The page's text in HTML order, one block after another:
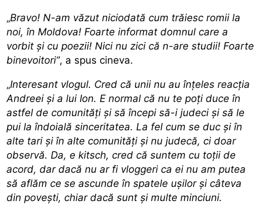
„Bravo! N-am văzut niciodată cum trăiesc romii la
noi, în Moldova! Foarte informat domnul care a
vorbit și cu poezii! Nici nu zici că n-are studii! Foarte
binevoitori”, a spus cineva.
„Interesant vlogul. Cred că unii nu au înțeles reacția
Andreei și a lui Ion. E normal că nu te poți duce în
astfel de comunități și să începi să-i judeci și să le
pui la îndoială sinceritatea. La fel cum se duc și în
alte tari și în alte comunități și nu judecă, ci doar
observă. Da, e kitsch, cred că suntem cu toții de
acord, dar dacă nu ar fi vloggeri ca ei nu am putea
să aflăm ce se ascunde în spatele ușilor și câteva
din povești, chiar dacă sunt și multe minciuni.